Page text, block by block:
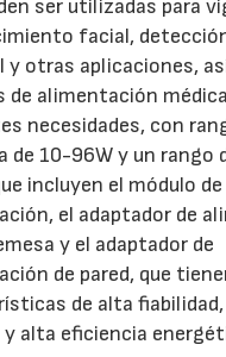
ser utilizadas para
facial,
y otras aplicaciones,
de alimentación
necesidades, con
de 10-96W y un rango
incluyen el módulo de
el adaptador de
y el adaptador de
de pared, que
de alta fiabilidad,
alta eficiencia